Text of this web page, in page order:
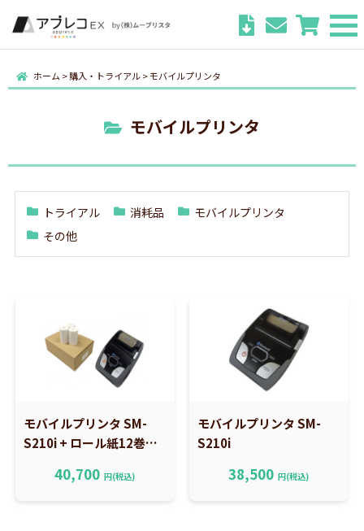
ホーム >購入・トライアル>モバイルプリンタ
モバイルプリンタ
トライアル 消耗品
モバイルプリンタ
その他
モバイルプリンタ SM-
S210i + ロール紙12巻セ
40,700 円(税込)
モバイルプリンタ SM-
S210i
38,500 円(税込)